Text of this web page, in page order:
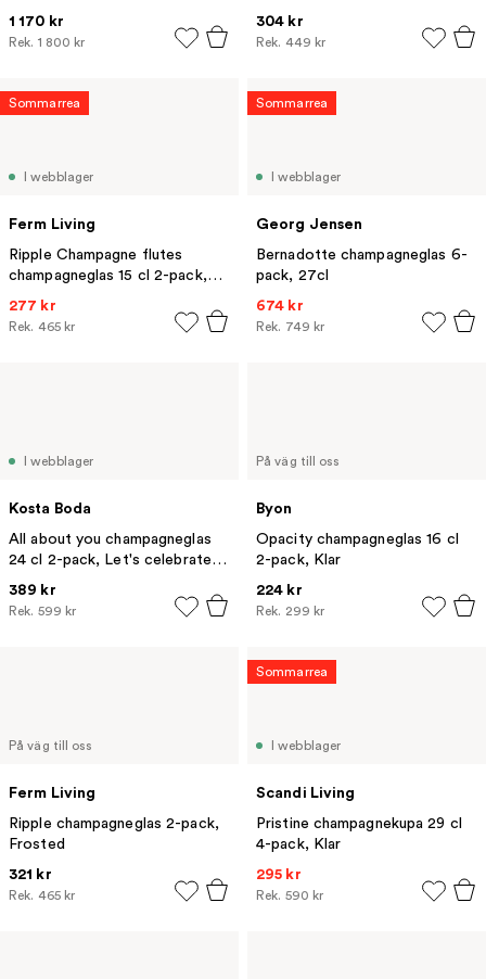
1 170 kr
Rek. 1 800 kr
304 kr
Rek. 449 kr
I webblager
Ferm Living
Ripple Champagne flutes
champagneglas 15 cl 2-pack,
277 kr
Rek. 465 kr
Sommarrea
I webblager
Georg Jensen
Bernadotte champagneglas 6-
pack, 27cl
674 kr
Rek. 749 kr
Sommarrea
I webblager
Kosta Boda
All about you champagneglas
24 cl 2-pack, Let's celebrate
389 kr
Rek. 599 kr
På väg till oss
Byon
Opacity champagneglas 16 cl
2-pack, Klar
224 kr
Rek. 299 kr
På väg till oss
Ferm Living
Ripple champagneglas 2-pack,
Frosted
321 kr
Rek. 465 kr
I webblager
Scandi Living
Pristine champagnekupa 29 cl
4-pack, Klar
295 kr
Rek. 590 kr
Sommarrea